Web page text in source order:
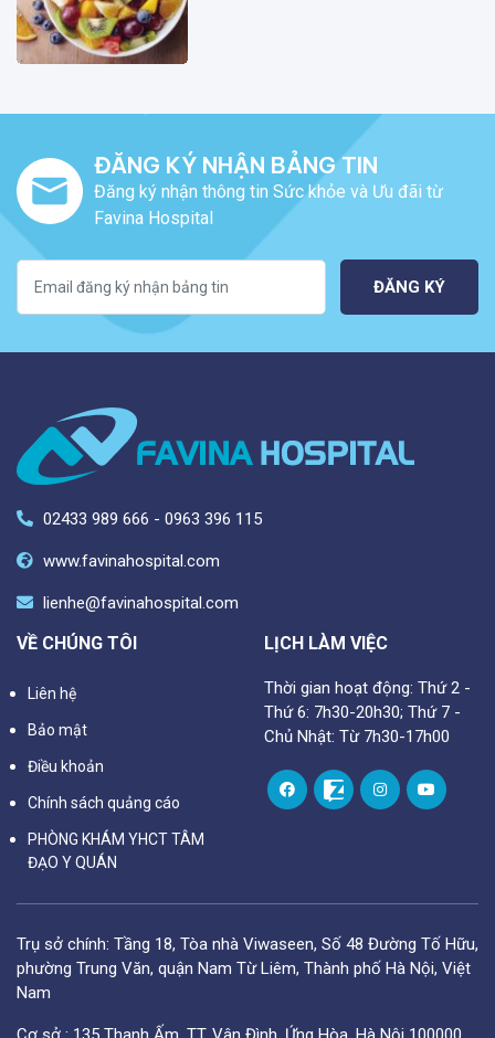
ĐĂNG KÝ NHẬN BẢNG TIN
Đăng ký nhận thông tin Sức khỏe và Ưu đãi từ
Favina Hospital
ĐĂNG KÝ
02433 989 666 - 0963 396 115
www.favinahospital.com
lienhe@favinahospital.com
VỀ CHÚNG TÔI
Liên hệ
Bảo mật
Điều khoản
Chính sách quảng cáo
PHÒNG KHÁM YHCT TÂM
ĐẠO Y QUÁN
LỊCH LÀM VIỆC
Thời gian hoạt động: Thứ 2 -
Thứ 6: 7h30-20h30; Thứ 7 -
Chủ Nhật: Từ 7h30-17h00
Trụ sở chính: Tầng 18, Tòa nhà Viwaseen, Số 48 Đường Tố Hữu,
phường Trung Văn, quận Nam Từ Liêm, Thành phố Hà Nội, Việt
Nam